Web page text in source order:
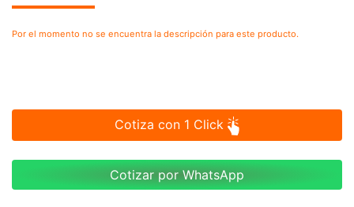
Por el momento no se encuentra la descripción para este producto.
Cotiza con 1 Click
Cotizar por WhatsApp